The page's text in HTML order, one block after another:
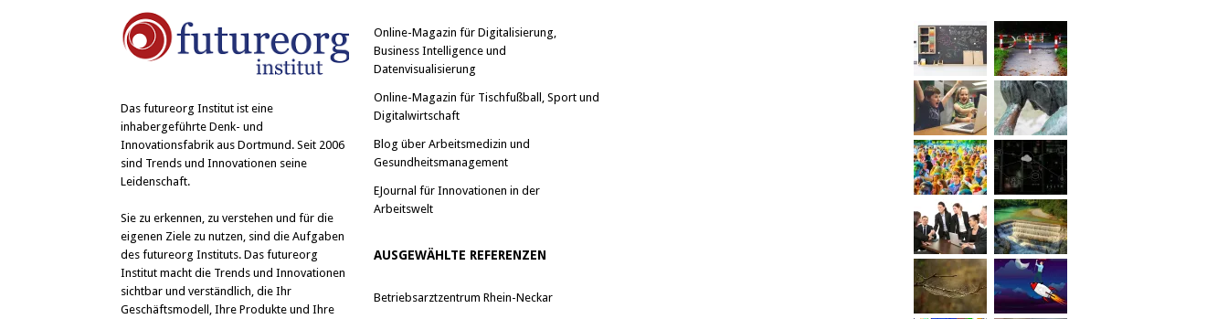
Das futureorg Institut ist eine
inhabergeführte Denk- und
Innovationsfabrik aus Dortmund. Seit 2006
sind Trends und Innovationen seine
Leidenschaft.
Sie zu erkennen, zu verstehen und für die
eigenen Ziele zu nutzen, sind die Aufgaben
des futureorg Instituts. Das futureorg
Institut macht die Trends und Innovationen
sichtbar und verständlich, die Ihr
Geschäftsmodell, Ihre Produkte und Ihre
Online-Magazin für Digitalisierung,
Business Intelligence und
Datenvisualisierung
Online-Magazin für Tischfußball, Sport und
Digitalwirtschaft
Blog über Arbeitsmedizin und
Gesundheitsmanagement
EJournal für Innovationen in der
Arbeitswelt
AUSGEWÄHLTE REFERENZEN
Betriebsarztzentrum Rhein-Neckar